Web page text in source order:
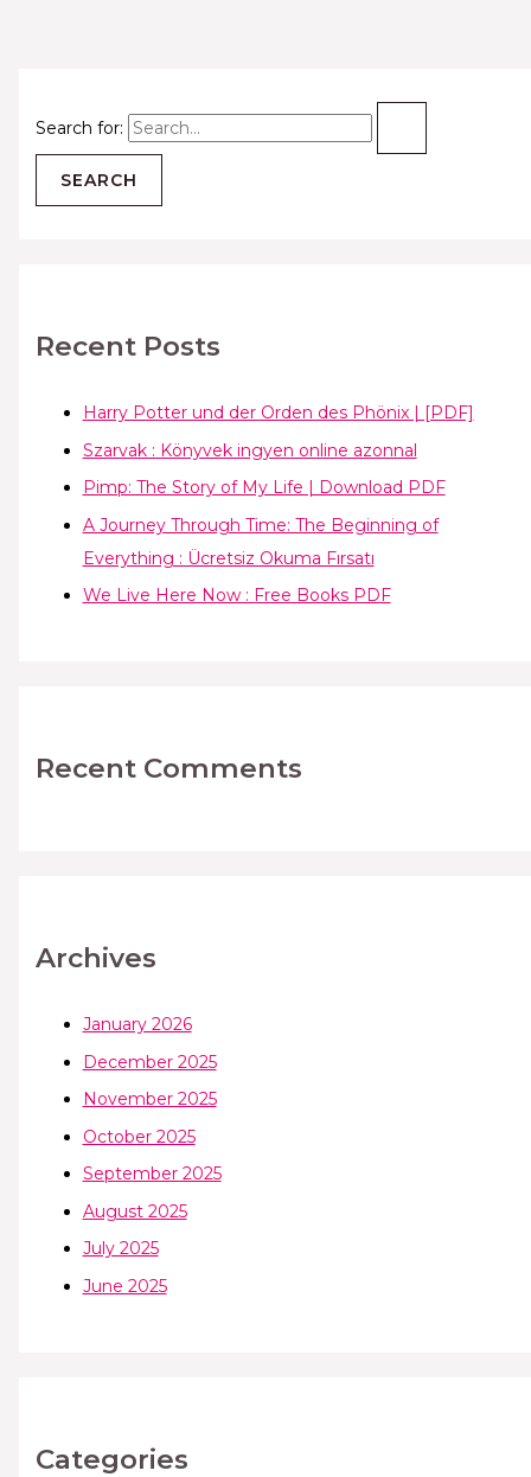
Search for:
Recent Posts
Harry Potter und der Orden des Phönix | [PDF]
Szarvak : Könyvek ingyen online azonnal
Pimp: The Story of My Life | Download PDF
A Journey Through Time: The Beginning of
Everything : Ücretsiz Okuma Fırsatı
We Live Here Now : Free Books PDF
Recent Comments
Archives
January 2026
December 2025
November 2025
October 2025
September 2025
August 2025
July 2025
June 2025
Categories